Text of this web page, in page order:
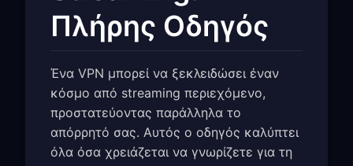
Πλήρης Οδηγός
Ένα VPN μπορεί να ξεκλειδώσει έναν
κόσμο από streaming περιεχόμενο,
προστατεύοντας παράλληλα το
απόρρητό σας. Αυτός ο οδηγός καλύπτει
όλα όσα χρειάζεται να γνωρίζετε για τη